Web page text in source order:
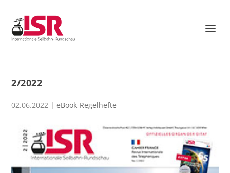
2/2022
02.06.2022 |eBook-Regelhefte